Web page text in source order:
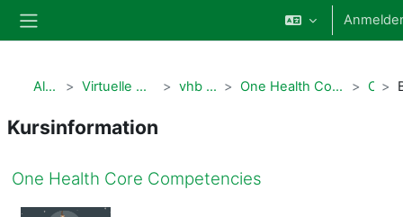
Website-Übersicht
Alle Kurse Virtuelle Hochschule Bayern (vhb) vhb Humanmedizin One Health Core Competencies (LV_138_1560) OHCC
Kursinformation
One Health Core Competencies